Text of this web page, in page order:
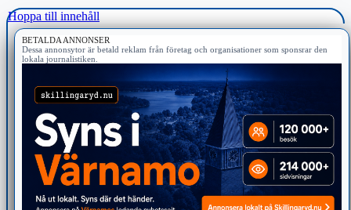
Hoppa till innehåll
BETALDA ANNONSER
Dessa annonsytor är betald reklam från företag och organisationer som sponsrar den
lokala journalistiken.